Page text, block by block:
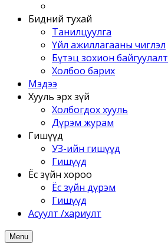
Бидний тухай
Танилцуулга
Үйл ажиллагааны чиглэл
Бүтэц зохион байгуулалт
Холбоо барих
Мэдээ
Хууль эрх зүй
Холбогдох хууль
Дүрэм журам
Гишүүд
УЗ-ийн гишүүд
Гишүүд
Ёс зүйн хороо
Ёс зүйн дүрэм
Гишүүд
Асуулт /хариулт
Menu